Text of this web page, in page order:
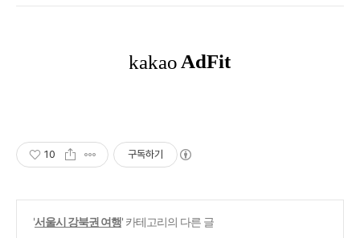
10 구독하기
'서울시 강북권 여행' 카테고리의 다른 글